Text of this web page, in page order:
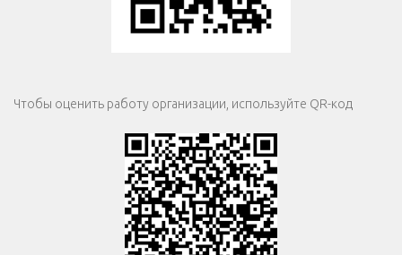
Чтобы оценить работу организации, используйте QR-код